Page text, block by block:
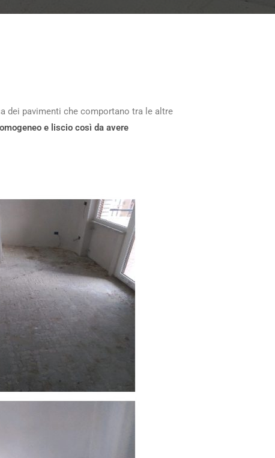
dei pavimenti che comportano tra le altre
e liscio così da avere